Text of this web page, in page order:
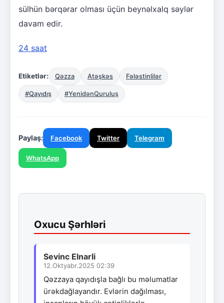
sülhün bərqərar olması üçün beynəlxalq səylər
davam edir.
24 saat
Etiketlər: Qəzza Atəşkəs Fələstinlilər
#Qayıdış #YenidənQuruluş
Paylaş: Facebook Twitter Telegram
WhatsApp
Oxucu Şərhləri
Sevinc Elnarli
12.Oktyabr.2025 02:39
Qəzzaya qayıdışla bağlı bu məlumatlar
ürəkdağlayandır. Evlərin dağılması,